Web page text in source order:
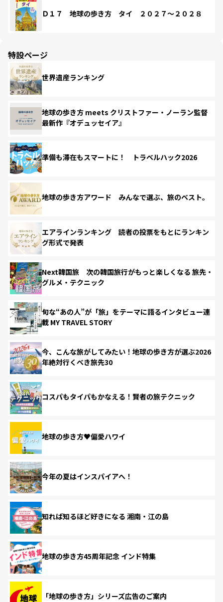
Ｄ１７ 地球の歩き方 タイ ２０２７～２０２８
特設ページ
世界遺産ランキング
地球の歩き方 meets クリストファー・ノーラン監督
最新作『オデュッセイア』
準備も滞在もスマートに！ トラベルハック2026
地球の歩き方アワード みんなで選ぶ、旅のベスト。
エアラインランキング 読者の投票をもとにランキン
グ形式で発表
Next韓国旅 次の韓国旅行がもっと楽しくなる 旅先・
グルメ・テクニック
旬な“あの人”が「旅」をテーマに語るインタビュー連
載 MY TRAVEL STORY
今、こんな旅がしてみたい！地球の歩き方が選ぶ2026
年絶対行くべき旅先30
コスパもタイパもかなえる！賢者の旅テクニック
地球の歩き方♥偏愛ハワイ
今年の夏はインスパイアへ！
知れば知るほど好きになる 湘南・江の島
地球の歩き方45周年記念 インド特集
「地球の歩き方」シリーズ広告のご案内